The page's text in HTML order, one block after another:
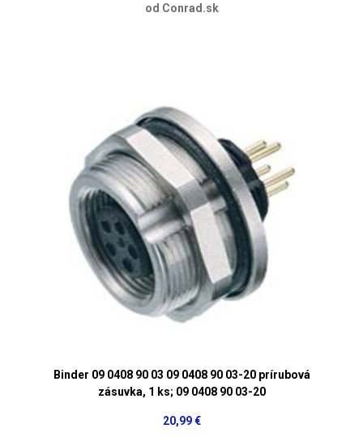
od Conrad.sk
Binder 09 0408 90 03 09 0408 90 03-20 prírubová
zásuvka, 1 ks; 09 0408 90 03-20
20,99 €